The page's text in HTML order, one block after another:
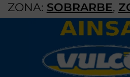
ZONA: SOBRARBE,